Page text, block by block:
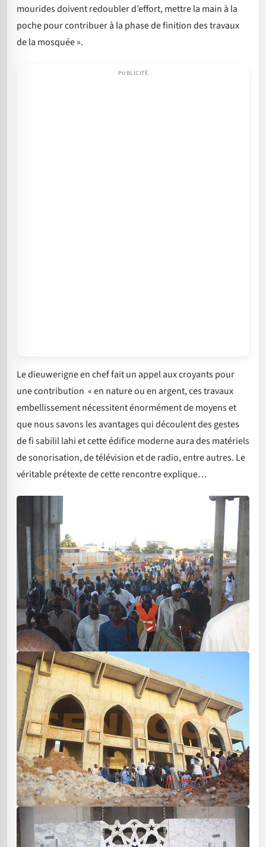
mourides doivent redoubler d’effort, mettre la main à la
poche pour contribuer à la phase de finition des travaux
de la mosquée ».
Le dieuwerigne en chef fait un appel aux croyants pour
une contribution « en nature ou en argent, ces travaux
embellissement nécessitent énormément de moyens et
que nous savons les avantages qui découlent des gestes
de fi sabilil lahi et cette édifice moderne aura des matériels
de sonorisation, de télévision et de radio, entre autres. Le
véritable prétexte de cette rencontre explique…